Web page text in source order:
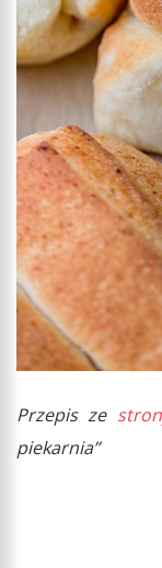
Przepis ze
piekarnia”​